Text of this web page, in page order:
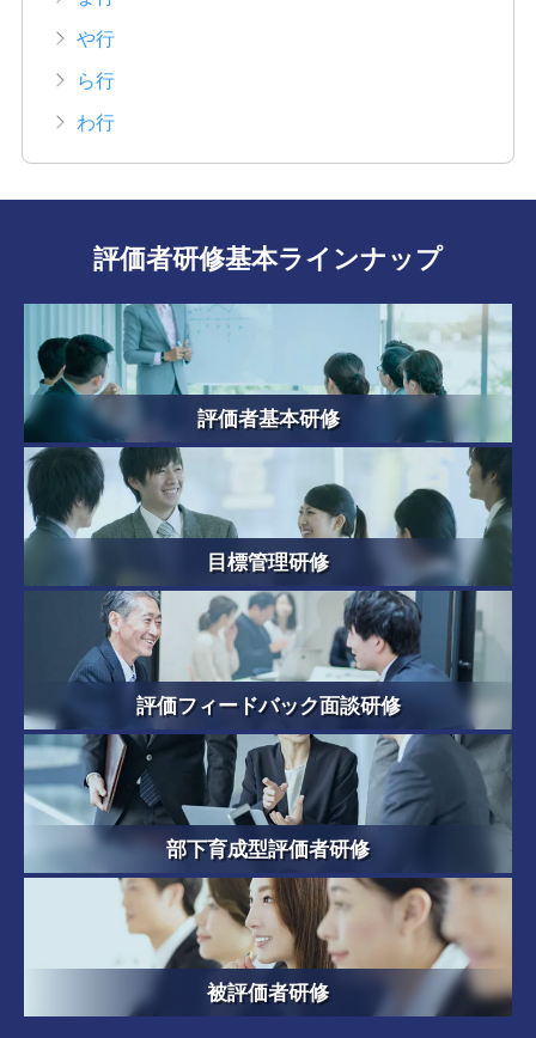
や行
ら行
わ行
評価者研修基本ラインナップ
評価者基本研修
目標管理研修
評価フィードバック面談研修
部下育成型評価者研修
被評価者研修